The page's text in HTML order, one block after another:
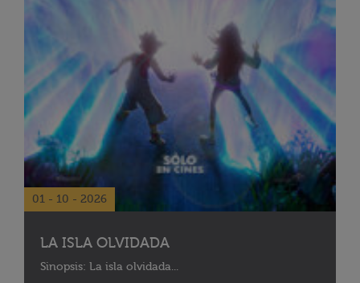
01 - 10 - 2026
LA ISLA OLVIDADA
Sinopsis: La isla olvidada...